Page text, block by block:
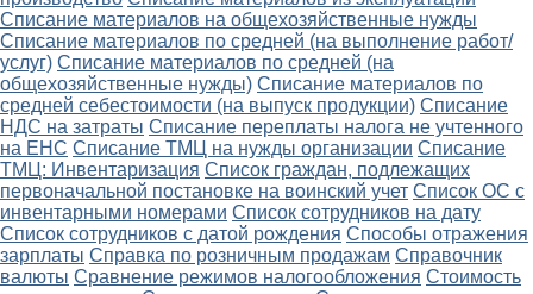
Списание материалов на общехозяйственные нужды
Списание материалов по средней (на выполнение работ/
услуг) Списание материалов по средней (на
общехозяйственные нужды) Списание материалов по
средней себестоимости (на выпуск продукции) Списание
НДС на затраты Списание переплаты налога не учтенного
на ЕНС Списание ТМЦ на нужды организации Списание
ТМЦ: Инвентаризация Список граждан, подлежащих
первоначальной постановке на воинский учет Список ОС с
инвентарными номерами Список сотрудников на дату
Список сотрудников с датой рождения Способы отражения
зарплаты Справка по розничным продажам Справочник
валюты Сравнение режимов налогообложения Стоимость